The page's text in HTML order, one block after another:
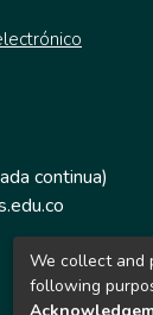
continua)
We collect and
following